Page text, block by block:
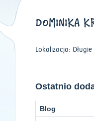
DOMINIKA
Lokalizacja: Długie
Ostatnio
Blog